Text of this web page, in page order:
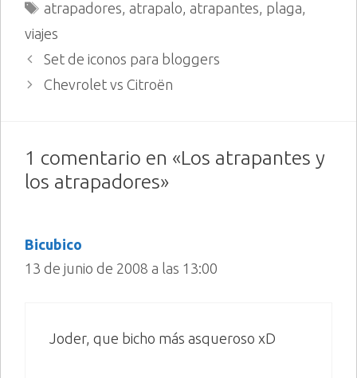
Etiquetas
atrapadores, atrapalo, atrapantes, plaga,
viajes
Set de iconos para bloggers
Chevrolet vs Citroën
1 comentario en «Los atrapantes y
los atrapadores»
Bicubico
13 de junio de 2008 a las 13:00
Joder, que bicho más asqueroso xD